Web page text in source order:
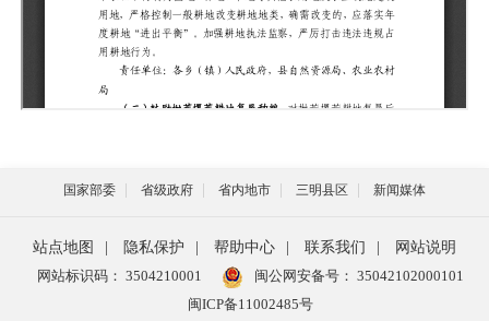
国家部委 省级政府 省内地市 三明县区 新闻媒体
站点地图 隐私保护 帮助中心 联系我们
网站说明
网站标识码： 3504210001
闽公网安备号： 35042102000101
闽ICP备11002485号